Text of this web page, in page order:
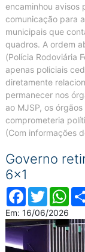
encaminhou avisos
comunicação para
municipais que
quadros. A ordem
(Polícia Rodoviária
apenas policiais
diretamente
permanecer nos
ao MJSP, os
comprometeria
(Com informações
Governo
6×1
Facebook
Twitter
Em: 16/06/2026